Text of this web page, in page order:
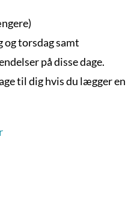
og torsdag samt
på disse dage.
til dig hvis du lægger en